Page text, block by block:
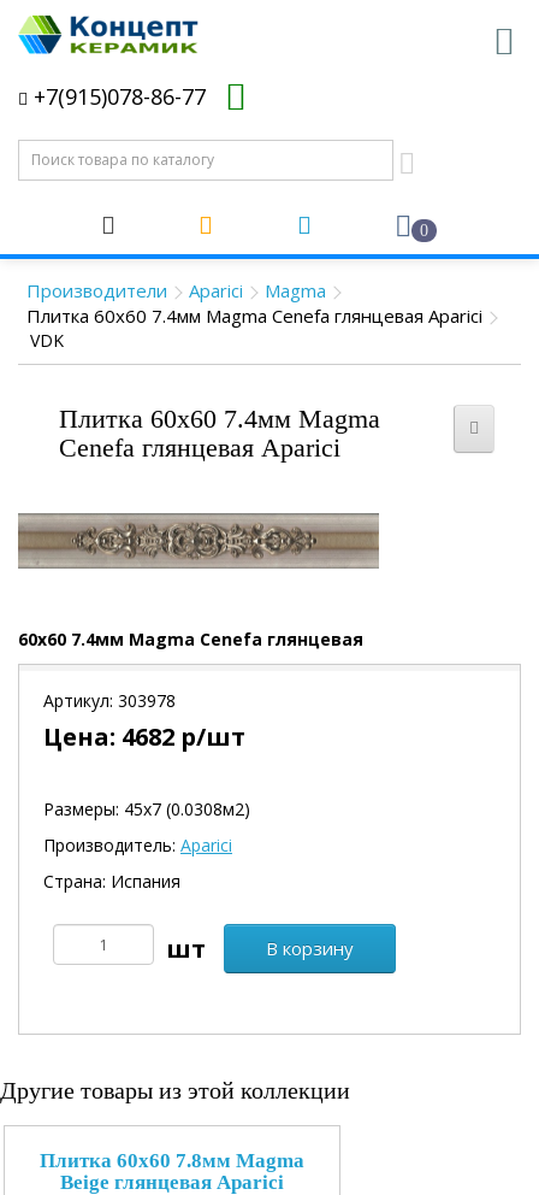
+7(915)078-86-77
0
Производители Aparici
Magma
Плитка 60x60 7.4мм Magma Cenefa глянцевая Aparici
VDK
Плитка 60x60 7.4мм Magma
Cenefa глянцевая Aparici
60x60 7.4мм Magma Cenefa глянцевая
Артикул: 303978
Цена: 4682 р/шт
Размеры: 45х7 (0.0308м2)
Производитель: Aparici
Страна: Испания
В корзину
Другие товары из этой коллекции
Плитка 60x60 7.8мм Magma
Beige глянцевая Aparici